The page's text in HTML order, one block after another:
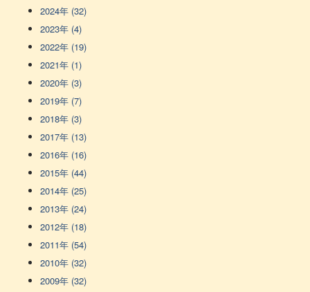
2024年 (32)
2023年 (4)
2022年 (19)
2021年 (1)
2020年 (3)
2019年 (7)
2018年 (3)
2017年 (13)
2016年 (16)
2015年 (44)
2014年 (25)
2013年 (24)
2012年 (18)
2011年 (54)
2010年 (32)
2009年 (32)